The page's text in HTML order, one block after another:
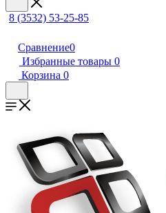
8 (3532) 53-25-85
Сравнение0
Избранные товары 0
Корзина 0